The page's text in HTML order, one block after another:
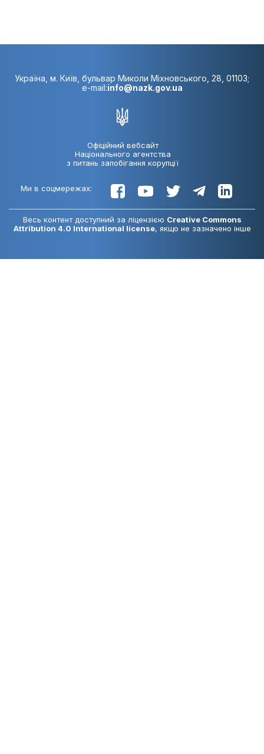
Україна, м. Київ, бульвар Миколи Міхновського, 28, 01103;
e-mail:info@nazk.gov.ua
Офіційний вебсайт
Національного агентства
з питань запобігання корупції
Ми в соцмережах:
Весь контент доступний за ліцензією Creative Commons
Attribution 4.0 International license, якщо не зазначено інше